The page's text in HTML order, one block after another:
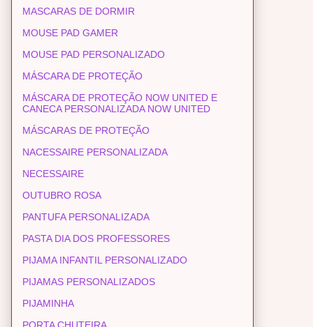
MASCARAS DE DORMIR
MOUSE PAD GAMER
MOUSE PAD PERSONALIZADO
MÁSCARA DE PROTEÇÃO
MÁSCARA DE PROTEÇÃO NOW UNITED E
CANECA PERSONALIZADA NOW UNITED
MÁSCARAS DE PROTEÇÃO
NACESSAIRE PERSONALIZADA
NECESSAIRE
OUTUBRO ROSA
PANTUFA PERSONALIZADA
PASTA DIA DOS PROFESSORES
PIJAMA INFANTIL PERSONALIZADO
PIJAMAS PERSONALIZADOS
PIJAMINHA
PORTA CHUTEIRA